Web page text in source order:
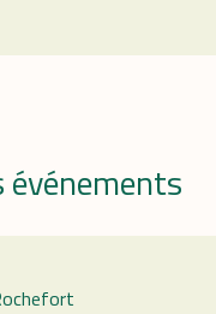
événements